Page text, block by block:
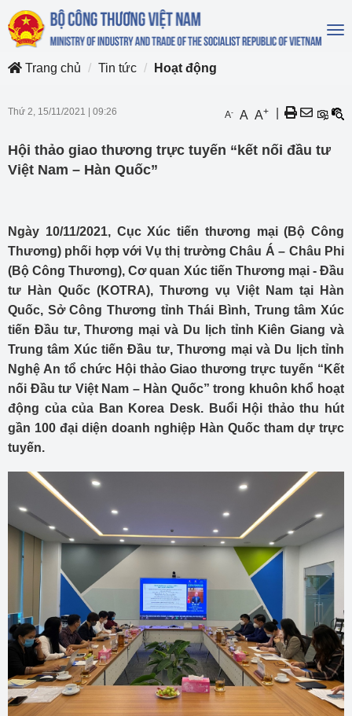
Trang chủ
Tin tức Hoạt động
Thứ 2, 15/11/2021 09:26 A- A A+
Hội thảo giao thương trực tuyến “kết nối đầu tư
Việt Nam – Hàn Quốc”
Ngày 10/11/2021, Cục Xúc tiến thương mại (Bộ Công
Thương) phối hợp với Vụ thị trường Châu Á – Châu Phi
(Bộ Công Thương), Cơ quan Xúc tiến Thương mại - Đầu
tư Hàn Quốc (KOTRA), Thương vụ Việt Nam tại Hàn
Quốc, Sở Công Thương tỉnh Thái Bình, Trung tâm Xúc
tiến Đầu tư, Thương mại và Du lịch tỉnh Kiên Giang và
Trung tâm Xúc tiến Đầu tư, Thương mại và Du lịch tỉnh
Nghệ An tổ chức Hội thảo Giao thương trực tuyến “Kết
nối Đầu tư Việt Nam – Hàn Quốc” trong khuôn khổ hoạt
động của của Ban Korea Desk. Buổi Hội thảo thu hút
gần 100 đại diện doanh nghiệp Hàn Quốc tham dự trực
tuyến.